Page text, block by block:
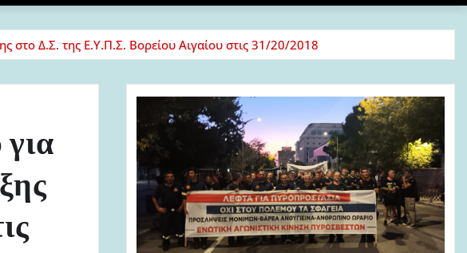
στο Δ.Σ. της Ε.Υ.Π.Σ. Βορείου Αιγαίου στις 31/20/2018